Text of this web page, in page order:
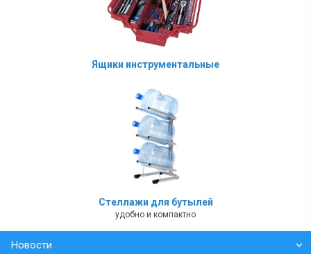
Ящики инструментальные
Стеллажи для бутылей
удобно и компактно
Новости